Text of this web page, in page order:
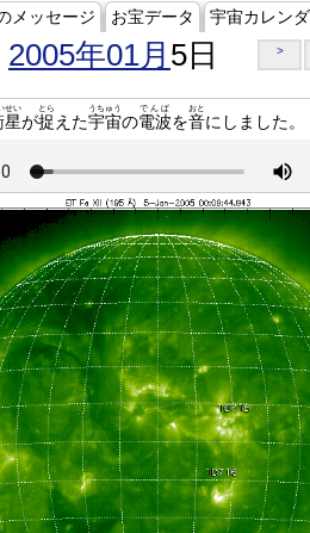
メッセージ お宝データ 宇宙カレン
2005年01月 5日 >
星
せい
が捉
とら
えた宇宙
うちゅう
の電波
でんぱ
を音
おと
にしました。